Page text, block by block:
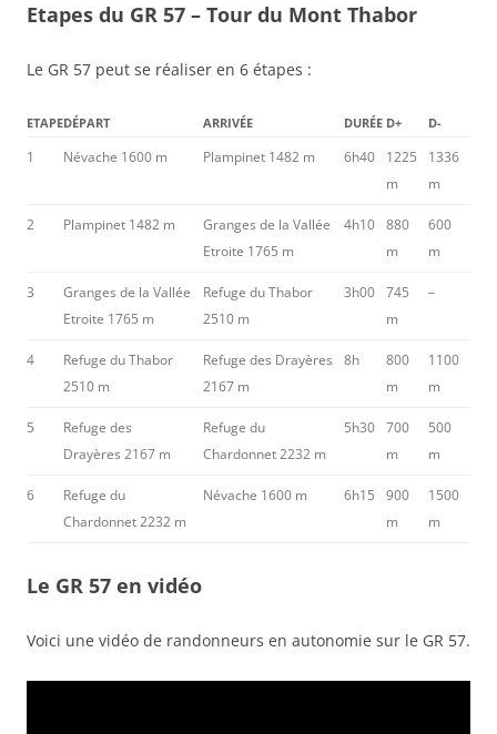
Etapes du GR 57 – Tour du Mont Thabor
Le GR 57 peut se réaliser en 6 étapes :
ETAPEDÉPART ARRIVÉE DURÉE D+ D-
1 Névache 1600 m Plampinet 1482 m 6h40
1225
m
1336
m
2 Plampinet 1482 m
Granges de la Vallée
Etroite 1765 m
4h10 880
m
600
m
3
Granges de la Vallée
Etroite 1765 m
Refuge du Thabor
2510 m
3h00 745
m
–
4
Refuge du Thabor
2510 m
Refuge des Drayères
2167 m
8h
800
m
1100
m
5
Refuge des
Drayères 2167 m
Refuge du
Chardonnet 2232 m
5h30 700
m
500
m
6
Refuge du
Chardonnet 2232 m
Névache 1600 m 6h15
900
m
1500
m
Le GR 57 en vidéo
Voici une vidéo de randonneurs en autonomie sur le GR 57.